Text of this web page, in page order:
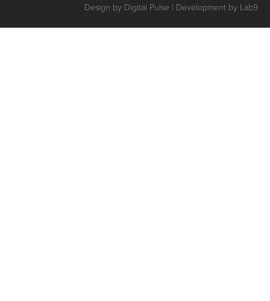
Design by Digital Pulse | Development by Lab9